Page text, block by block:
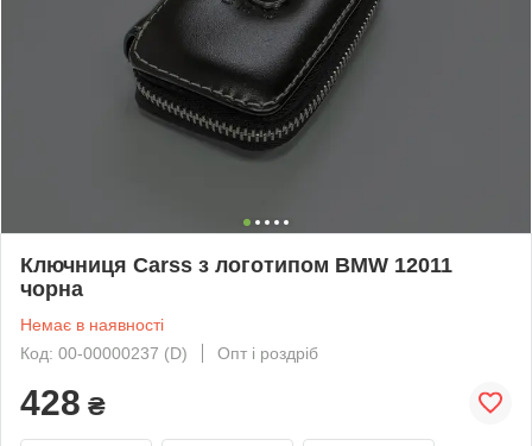
Ключниця Carss з логотипом BMW 12011
чорна
Немає в наявності
Код: 00-00000237 (D)
Опт і роздріб
428 ₴